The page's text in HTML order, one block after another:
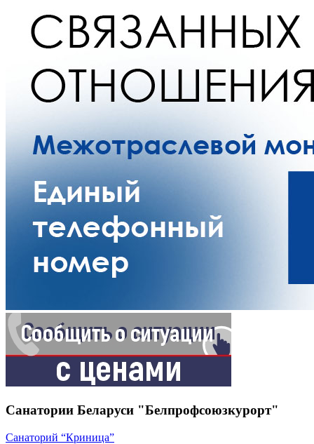
Санатории Беларуси "Белпрофсоюзкурорт"
Санаторий “Криница”